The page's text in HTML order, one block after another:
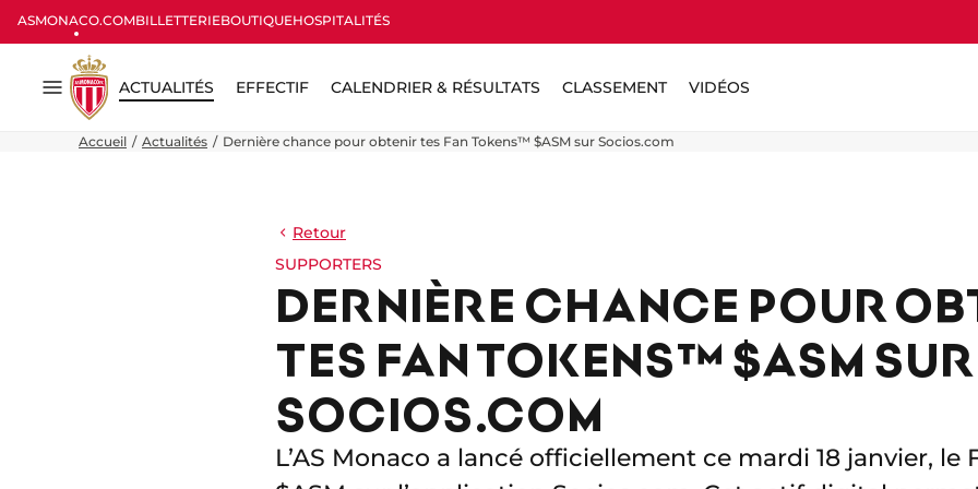
ASMONACO.COMBILLETTERIEBOUTIQUEHOSPITALITÉS
Menu
ACTUALITÉS EFFECTIF CALENDRIER & RÉSULTATS CLASSEMENT VIDÉOS
Accueil Actualités Dernière chance pour obtenir tes Fan Tokens™ $ASM sur Socios.com
Retour
SUPPORTERS
DERNIÈRE CHANCE POUR
TES FAN TOKENS™ $ASM SUR
SOCIOS.COM
L’AS Monaco a lancé officiellement ce mardi 18 janvier, le